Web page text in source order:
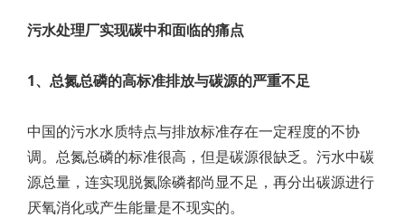
污水处理厂实现碳中和面临的痛点
1、总氮总磷的高标准排放与碳源的严重不足
中国的污水水质特点与排放标准存在一定程度的不协
调。总氮总磷的标准很高，但是碳源很缺乏。污水中碳
源总量，连实现脱氮除磷都尚显不足，再分出碳源进行
厌氧消化或产生能量是不现实的。